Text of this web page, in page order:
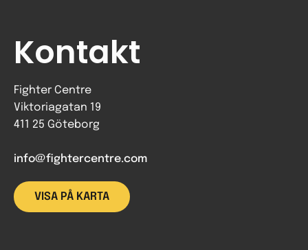
Kontakt
Fighter Centre
Viktoriagatan 19
411 25 Göteborg
info@fightercentre.com
VISA PÅ KARTA